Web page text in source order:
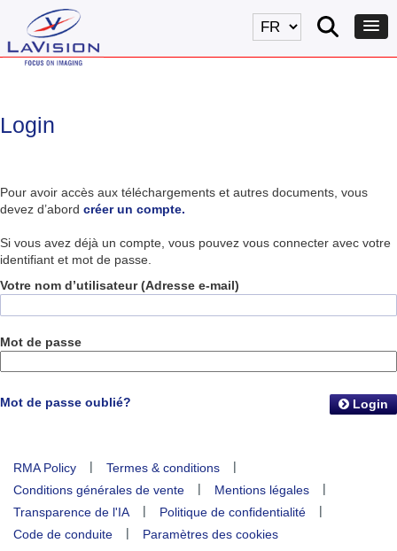
Login
Pour avoir accès aux téléchargements et autres documents, vous
devez d’abord créer un compte.
Si vous avez déjà un compte, vous pouvez vous connecter avec votre
identifiant et mot de passe.
Votre nom d’utilisateur (Adresse e-mail)
Mot de passe
Mot de passe oublié? Login
RMA Policy | Termes & conditions
|
Conditions générales de vente
| Mentions légales
|
Transparence de l'IA
| Politique de confidentialité
|
Code de conduite
| Paramètres des cookies